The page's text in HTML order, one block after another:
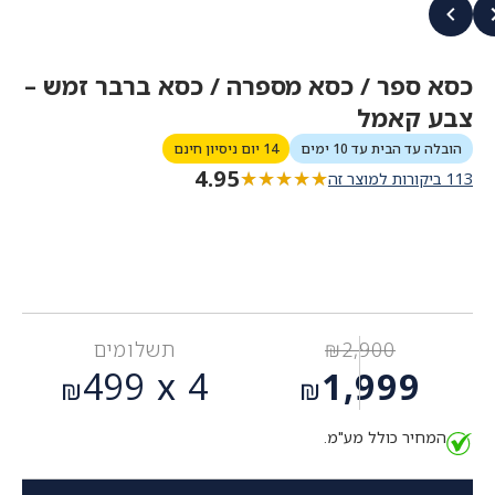
כסא ספר / כסא מספרה / כסא ברבר זמש –
צבע קאמל
הובלה עד הבית עד 10 ימים 14 יום ניסיון חינם
113 ביקורות למוצר זה ★★★★★
★★★★★
4.95
₪2,900
המחיר
המקורי
היה:
₪1,999
הנוכחי
הוא:
תשלומים
4 x
₪499
המחיר כולל מע"מ.